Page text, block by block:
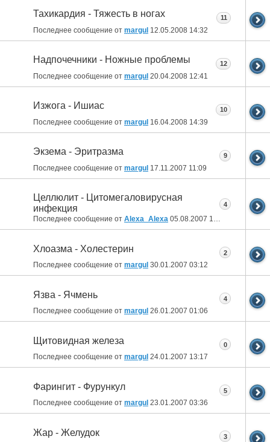
Тахикардия - Тяжесть в ногах
Последнее сообщение от margul 12.05.2008 14:32
11
Надпочечники - Ножные проблемы
Последнее сообщение от margul 20.04.2008 12:41
12
Изжога - Ишиас
Последнее сообщение от margul 16.04.2008 14:39
10
Экзема - Эритразма
Последнее сообщение от margul 17.11.2007 11:09
9
Целлюлит - Цитомегаловирусная
инфекция
Последнее сообщение от Alexa_Alexa 05.08.2007 16:30
4
Хлоазма - Холестерин
Последнее сообщение от margul 30.01.2007 03:12
2
Язва - Ячмень
Последнее сообщение от margul 26.01.2007 01:06
4
Щитовидная железа
Последнее сообщение от margul 24.01.2007 13:17
0
Фарингит - Фурункул
Последнее сообщение от margul 23.01.2007 03:36
5
Жар - Желудок 3